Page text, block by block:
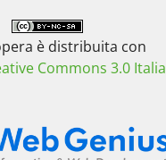
è distribuita con
Commons 3.0 Italia